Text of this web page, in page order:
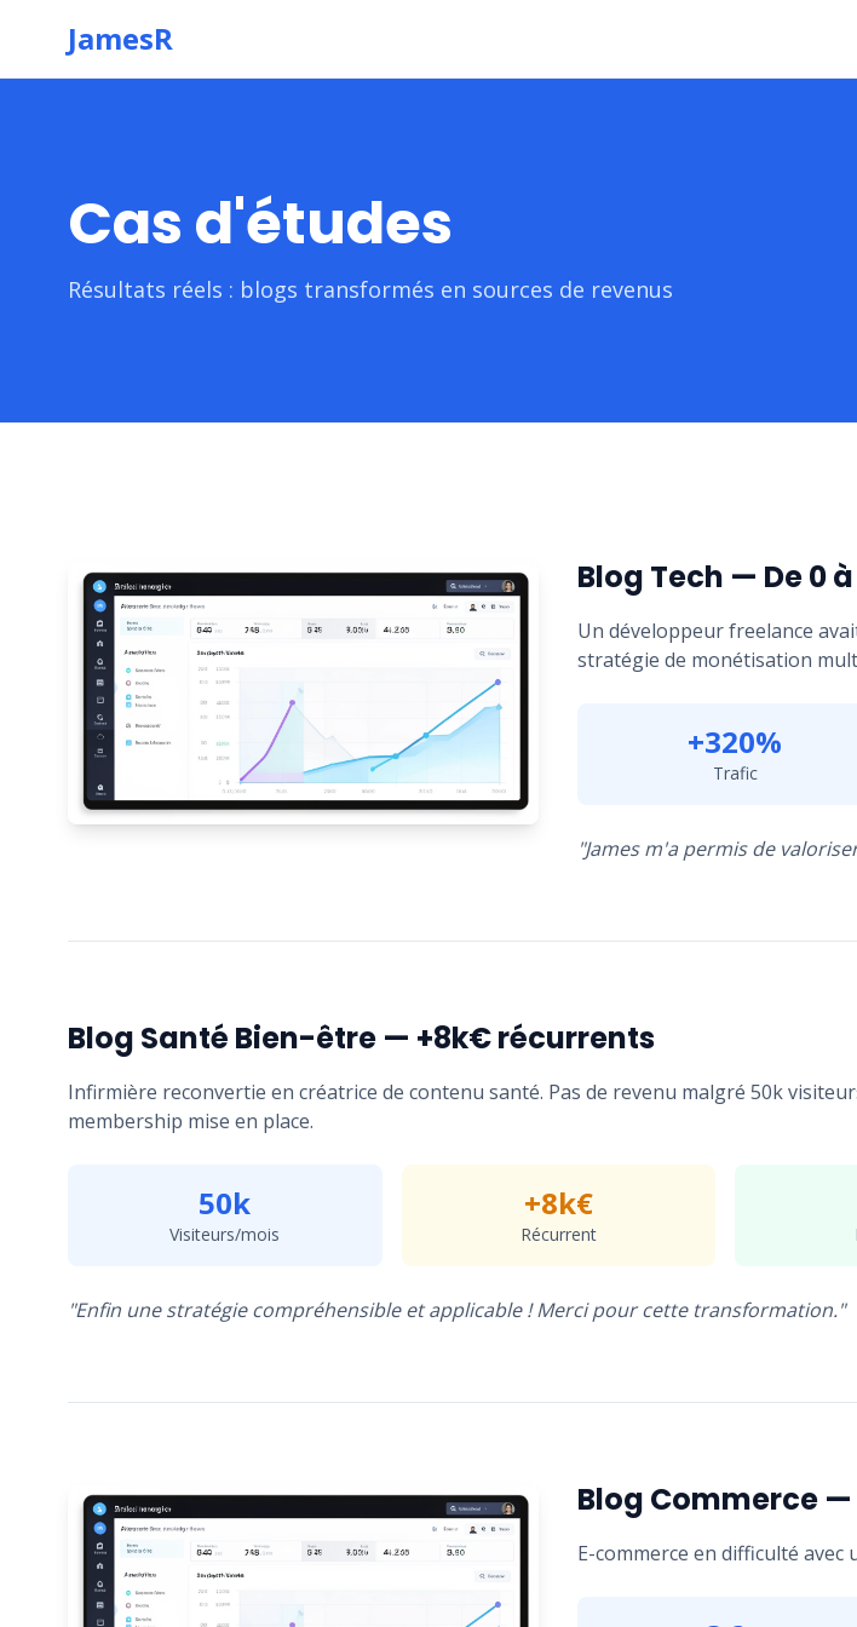
JamesR
Cas d'études
Résultats réels : blogs transformés en sources de revenus
Blog Tech — De 0
Un développeur freelance
stratégie de monétisation
+320%
Trafic
"James m'a permis de
Blog Santé Bien-être — +8k€ récurrents
Infirmière reconvertie en créatrice de contenu santé. Pas de revenu malgré 50k
membership mise en place.
50k
Visiteurs/mois
+8k€
Récurrent
"Enfin une stratégie compréhensible et applicable ! Merci pour cette transformation."
Blog Commerce —
E-commerce en difficulté